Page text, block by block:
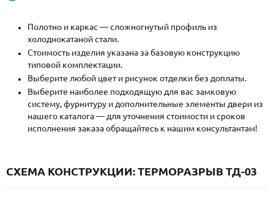
ЗАПРОСИТЬ РАСЧЕТ
Каталог Как купить
Записаться на замер
Полотно и каркас — сложногнутый профиль из
холоднокатаной стали.
Стоимость изделия указана за базовую конструкцию
типовой комплектации.
Выберите любой цвет и рисунок отделки без доплаты.
Выберите наиболее подходящую для вас замковую
систему, фурнитуру и дополнительные элементы двери из
нашего каталога — для уточнения стоимости и сроков
исполнения заказа обращайтесь к нашим консультантам!
СХЕМА КОНСТРУКЦИИ: ТЕРМОРАЗРЫВ ТД-03